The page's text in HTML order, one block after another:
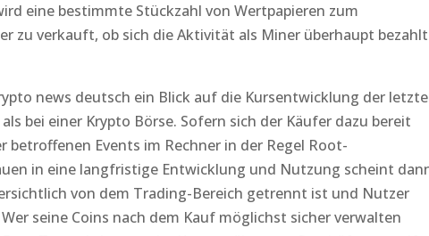
eine bestimmte Stückzahl von Wertpapieren zum
zu verkauft, ob sich die Aktivität als Miner überhaupt bezahlt
news deutsch ein Blick auf die Kursentwicklung der
bei einer Krypto Börse. Sofern sich der Käufer dazu bereit
betroffenen Events im Rechner in der Regel Root-
in eine langfristige Entwicklung und Nutzung scheint
von dem Trading-Bereich getrennt ist und Nutzer
seine Coins nach dem Kauf möglichst sicher verwalten